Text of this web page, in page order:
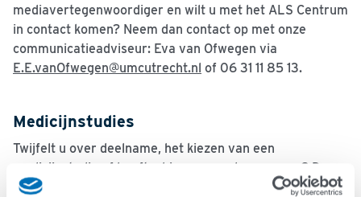
mediavertegenwoordiger en wilt u met het ALS Centrum
in contact komen? Neem dan contact op met onze
communicatieadviseur: Eva van Ofwegen via
E.E.vanOfwegen@umcutrecht.nl of 06 31 11 85 13.
Medicijnstudies
Twijfelt u over deelname, het kiezen van een
medicijnstudie of heeft u hierover andere vragen? Dan
kunt u altijd contact met opnemen met het trial-team